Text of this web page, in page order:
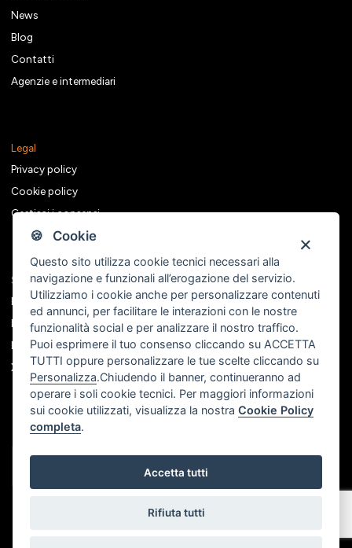
🍪 Cookie
Questo sito utilizza cookie tecnici necessari alla
navigazione e funzionali all’erogazione del servizio.
Utilizziamo i cookie anche per personalizzare contenuti
ed annunci, per facilitare le interazioni con le nostre
funzionalità social e per analizzare il nostro traffico.
Puoi esprimere il tuo consenso cliccando su ACCETTA
TUTTI oppure personalizzare le tue scelte cliccando su
Personalizza.Chiudendo il banner, continueranno ad
operare i soli cookie tecnici. Per maggiori informazioni
sui cookie utilizzati, visualizza la nostraCookie Policy
completa.
Accetta tutti
Rifiuta tutti
News
Blog
Contatti
Agenzie e intermediari
Legal
Privacy policy
Cookie policy
Gestisci i consensi
Seguici sui social
Facebook
Instagram
Linkedin
X